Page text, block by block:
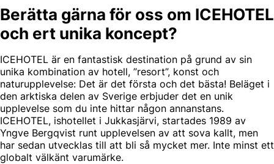
Berätta gärna för oss om ICEHOTEL
och ert unika koncept?
ICEHOTEL är en fantastisk destination på grund av sin
unika kombination av hotell, ”resort”, konst och
naturupplevelse: Det är det första och det bästa! Beläget i
den arktiska delen av Sverige erbjuder det en unik
upplevelse som du inte hittar någon annanstans.
ICEHOTEL, ishotellet i Jukkasjärvi, startades 1989 av
Yngve Bergqvist runt upplevelsen av att sova kallt, men
har sedan utvecklas till att bli så mycket mer. Inte minst ett
globalt välkänt varumärke.